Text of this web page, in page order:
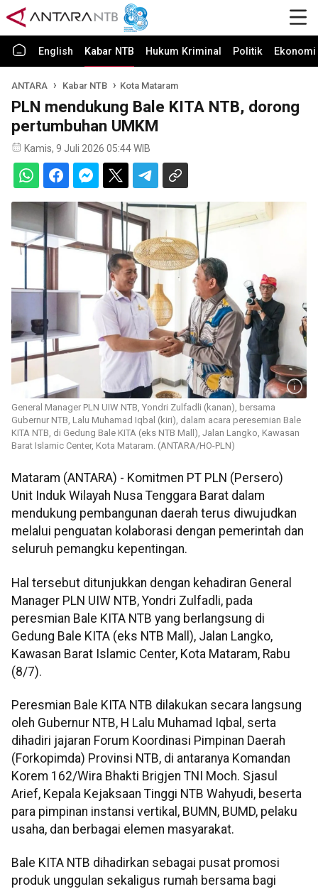
English Kabar NTB Hukum Kriminal Politik
ANTARA Kabar NTB Kota Mataram
PLN mendukung Bale KITA NTB, dorong
pertumbuhan UMKM
Kamis, 9 Juli 2026 05:44 WIB
General Manager PLN UIW NTB, Yondri Zulfadli (kanan), bersama
Gubernur NTB, Lalu Muhamad Iqbal (kiri), dalam acara peresemian Bale
KITA NTB, di Gedung Bale KITA (eks NTB Mall), Jalan Langko, Kawasan
Barat Islamic Center, Kota Mataram. (ANTARA/HO-PLN)
Mataram (ANTARA) - Komitmen PT PLN (Persero)
Unit Induk Wilayah Nusa Tenggara Barat dalam
mendukung pembangunan daerah terus diwujudkan
melalui penguatan kolaborasi dengan pemerintah dan
seluruh pemangku kepentingan.
Hal tersebut ditunjukkan dengan kehadiran General
Manager PLN UIW NTB, Yondri Zulfadli, pada
peresmian Bale KITA NTB yang berlangsung di
Gedung Bale KITA (eks NTB Mall), Jalan Langko,
Kawasan Barat Islamic Center, Kota Mataram, Rabu
(8/7).
Peresmian Bale KITA NTB dilakukan secara langsung
oleh Gubernur NTB, H Lalu Muhamad Iqbal, serta
dihadiri jajaran Forum Koordinasi Pimpinan Daerah
(Forkopimda) Provinsi NTB, di antaranya Komandan
Korem 162/Wira Bhakti Brigjen TNI Moch. Sjasul
Arief, Kepala Kejaksaan Tinggi NTB Wahyudi, beserta
para pimpinan instansi vertikal, BUMN, BUMD, pelaku
usaha, dan berbagai elemen masyarakat.
Bale KITA NTB dihadirkan sebagai pusat promosi
produk unggulan sekaligus rumah bersama bagi